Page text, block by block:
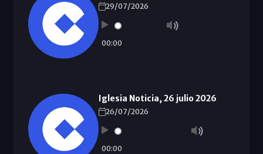
29/07/2026
00:00
Iglesia Noticia, 26 julio 2026
26/07/2026
00:00